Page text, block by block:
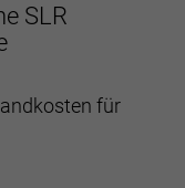
SLR
für